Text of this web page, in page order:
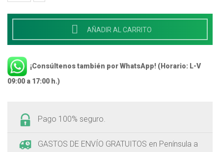
 AÑADIR AL CARRITO
¡Consúltenos también por WhatsApp! (Horario: L-V
09:00 a 17:00 h.)
Pago 100% seguro.
GASTOS DE ENVÍO GRATUITOS en Península a